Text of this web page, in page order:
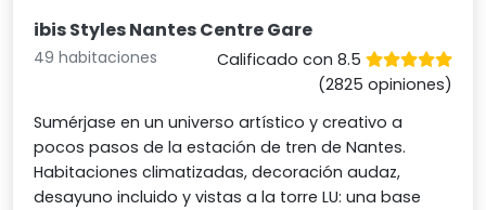
ibis Styles Nantes Centre Gare
49 habitaciones
Calificado con 8.5
(2825 opiniones)
Sumérjase en un universo artístico y creativo a
pocos pasos de la estación de tren de Nantes.
Habitaciones climatizadas, decoración audaz,
desayuno incluido y vistas a la torre LU: una base